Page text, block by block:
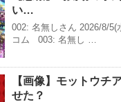
い…
002: 名無しさん 2026/8/5(
コム 003: 名無し …
【画像】モットウチ
せた？